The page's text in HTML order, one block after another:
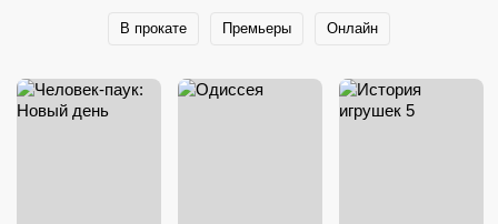
В прокате Премьеры Онлайн